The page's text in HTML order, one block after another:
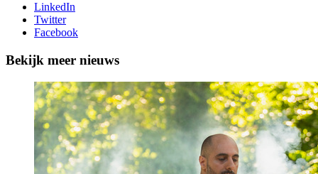
LinkedIn
Twitter
Facebook
Bekijk meer nieuws